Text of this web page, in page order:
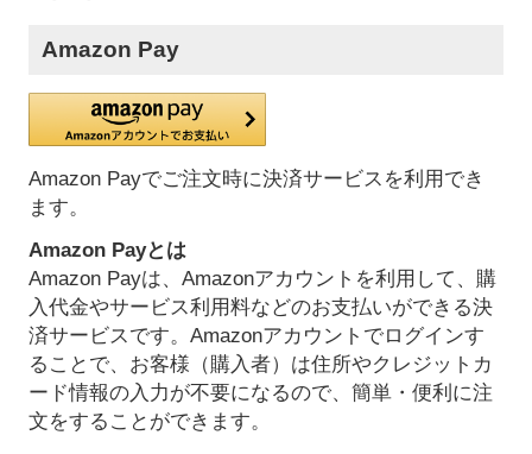
Amazon Pay
Amazon Payでご注文時に決済サービスを利用でき
ます。
Amazon Payとは
Amazon Payは、Amazonアカウントを利用して、購
入代金やサービス利用料などのお支払いができる決
済サービスです。Amazonアカウントでログインす
ることで、お客様（購入者）は住所やクレジットカ
ード情報の入力が不要になるので、簡単・便利に注
文をすることができます。